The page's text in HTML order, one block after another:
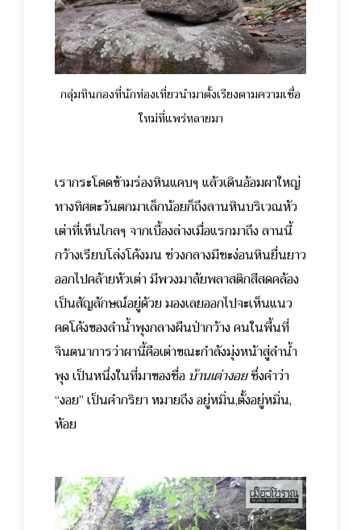
กลุ่มหินกองที่นักท่องเที่ยวนำมาตั้งเรียงตามความเชื่อ
ใหม่ที่แพร่หลายมา
เรากระโดดข้ามร่องหินแคบๆ แล้วเดินอ้อมผาใหญ่
ทางทิศตะวันตกมาเล็กน้อยก็ถึงลานหินบริเวณหัว
เต่าที่เห็นไกลๆ จากเบื้องล่างเมื่อแรกมาถึง ลานนี้
กว้างเรียบโล่งโค้งมน ช่วงกลางมีชะง่อนหินยื่นยาว
ออกไปคล้ายหัวเต่า มีพวงมาลัยพลาสติกสีสดคล้อง
เป็นสัญลักษณ์อยู่ด้วย มองเลยออกไปจะเห็นแนว
คดโค้งของลำน้ำพุงกลางผืนป่ากว้าง คนในพื้นที่
จินตนาการว่าผานี้คือเต่าขณะกำลังมุ่งหน้าสู่ลำน้ำ
พุง เป็นหนึ่งในที่มาของชื่อบ้านเต่างอยซึ่งคำว่า
“งอย” เป็นคำกริยา หมายถึง อยู่หมิ่น,ตั้งอยู่หมิ่น,
ห้อย